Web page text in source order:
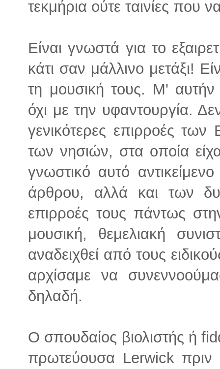
τεκμήρια ούτε ταινίες που
Είναι γνωστά για το
κάτι σαν μάλλινο μετάξι!
τη μουσική τους. Μ'
όχι με την υφαντουργία.
γενικότερες επιρροές των
των νησιών, στα οποία
γνωστικό αυτό
άρθρου, αλλά και των
επιρροές τους πάντως
μουσική, θεμελιακή
αναδειχθεί από τους
αρχίσαμε να
δηλαδή.
Ο σπουδαίος βιολιστής ή
πρωτεύουσα Lerwick πριν